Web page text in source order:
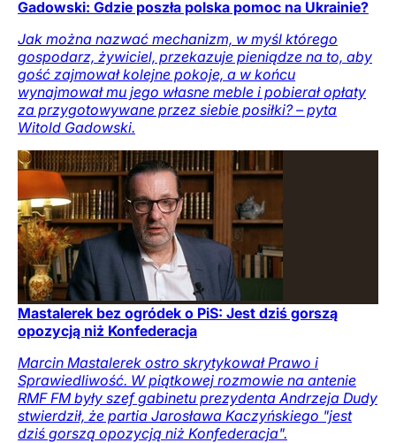
Gadowski: Gdzie poszła polska pomoc na Ukrainie?
Jak można nazwać mechanizm, w myśl którego
gospodarz, żywiciel, przekazuje pieniądze na to, aby
gość zajmował kolejne pokoje, a w końcu
wynajmował mu jego własne meble i pobierał opłaty
za przygotowywane przez siebie posiłki? – pyta
Witold Gadowski.
Mastalerek bez ogródek o PiS: Jest dziś gorszą
opozycją niż Konfederacja
Marcin Mastalerek ostro skrytykował Prawo i
Sprawiedliwość. W piątkowej rozmowie na antenie
RMF FM były szef gabinetu prezydenta Andrzeja Dudy
stwierdził, że partia Jarosława Kaczyńskiego "jest
dziś gorszą opozycją niż Konfederacja".